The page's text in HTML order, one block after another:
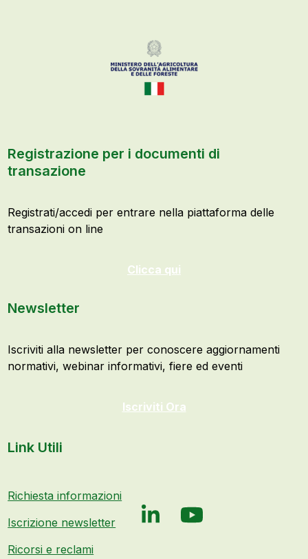
Registrazione per i documenti di
transazione
Registrati/accedi per entrare nella piattaforma delle
transazioni on line
Clicca qui
Newsletter
Iscriviti alla newsletter per conoscere aggiornamenti
normativi, webinar informativi, fiere ed eventi
Iscriviti Ora
Link Utili
Richiesta informazioni
Iscrizione newsletter
Ricorsi e reclami
LinkedInYouTube